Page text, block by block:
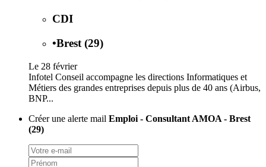
CDI
•Brest (29)
Le 28 février
Infotel Conseil accompagne les directions Informatiques et
Métiers des grandes entreprises depuis plus de 40 ans (Airbus,
BNP...
Créer une alerte mail Emploi - Consultant AMOA - Brest
(29)